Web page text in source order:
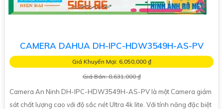
CAMERA DAHUA DH-IPC-HDW3549H-AS-PV
Giá Khuyến Mại: 6,050,000 ₫
Giá Bán: 8,631,000 ₫
Camera An Ninh DH-IPC-HDW3549H-AS-PV là một Camera giám
sát chất lượng cao với độ sắc nét Ultra 4k lite. Với tính năng đặc biệt